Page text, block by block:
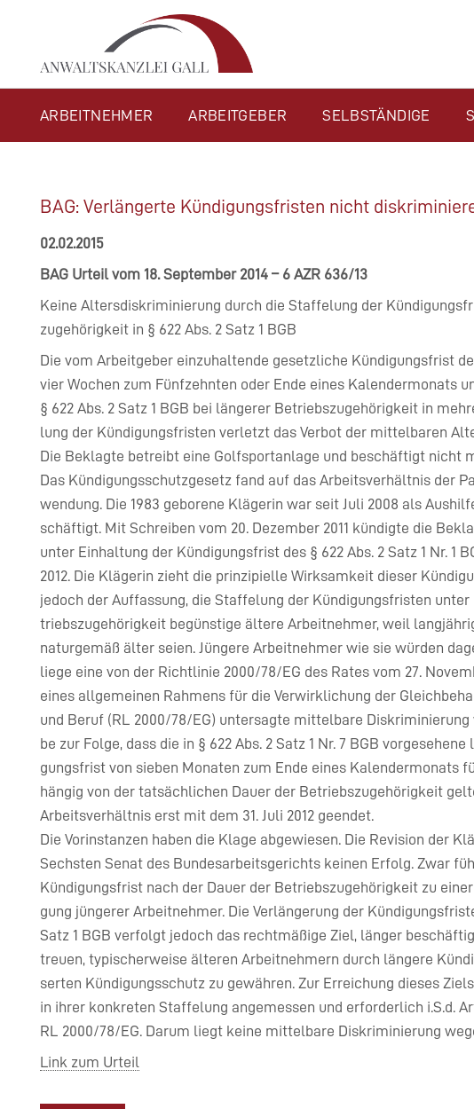
überspringen
ARBEITNEHMER ARBEITGEBER SELBSTÄNDIGE
BAG: Verlängerte Kündigungsfristen nicht
02.02.2015
BAG Urteil vom 18. September 2014 – 6 AZR 636/13
Keine Altersdiskriminierung durch die Staffelung der
zugehörigkeit in § 622 Abs. 2 Satz 1 BGB
Die vom Arbeitgeber einzuhaltende gesetzliche Kündigungsfrist
vier Wochen zum Fünfzehnten oder Ende eines Kalendermonats
§ 622 Abs. 2 Satz 1 BGB bei längerer Betriebszugehörigkeit in
lung der Kündigungsfristen verletzt das Verbot der mittelbaren
Die Beklagte betreibt eine Golfsportanlage und beschäftigt nicht
Das Kündigungsschutzgesetz fand auf das Arbeitsverhältnis der
wendung. Die 1983 geborene Klägerin war seit Juli 2008 als
schäftigt. Mit Schreiben vom 20. Dezember 2011 kündigte die
unter Einhaltung der Kündigungsfrist des § 622 Abs. 2 Satz 1 Nr. 1
2012. Die Klägerin zieht die prinzipielle Wirksamkeit dieser
jedoch der Auffassung, die Staffelung der Kündigungsfristen
triebszugehörigkeit begünstige ältere Arbeitnehmer, weil
naturgemäß älter seien. Jüngere Arbeitnehmer wie sie würden
liege eine von der Richtlinie 2000/78/EG des Rates vom 27.
eines allgemeinen Rahmens für die Verwirklichung der
und Beruf (RL 2000/78/EG) untersagte mittelbare Diskriminierung
be zur Folge, dass die in § 622 Abs. 2 Satz 1 Nr. 7 BGB
gungsfrist von sieben Monaten zum Ende eines Kalendermonats
hängig von der tatsächlichen Dauer der Betriebszugehörigkeit
Arbeitsverhältnis erst mit dem 31. Juli 2012 geendet.
Die Vorinstanzen haben die Klage abgewiesen. Die Revision der
Sechsten Senat des Bundesarbeitsgerichts keinen Erfolg. Zwar
Kündigungsfrist nach der Dauer der Betriebszugehörigkeit zu
gung jüngerer Arbeitnehmer. Die Verlängerung der
Satz 1 BGB verfolgt jedoch das rechtmäßige Ziel, länger
treuen, typischerweise älteren Arbeitnehmern durch längere
serten Kündigungsschutz zu gewähren. Zur Erreichung dieses
in ihrer konkreten Staffelung angemessen und erforderlich i.S.d.
RL 2000/78/EG. Darum liegt keine mittelbare Diskriminierung
Link zum Urteil